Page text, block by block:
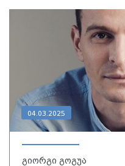
04.03.2025
გიორგი გოგუა